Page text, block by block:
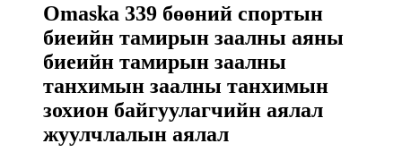
Omaska ​​339 бөөний спортын
биеийн тамирын заалны аяны
биеийн тамирын заалны
танхимын заалны танхимын
зохион байгуулагчийн аялал
жуулчлалын аялал